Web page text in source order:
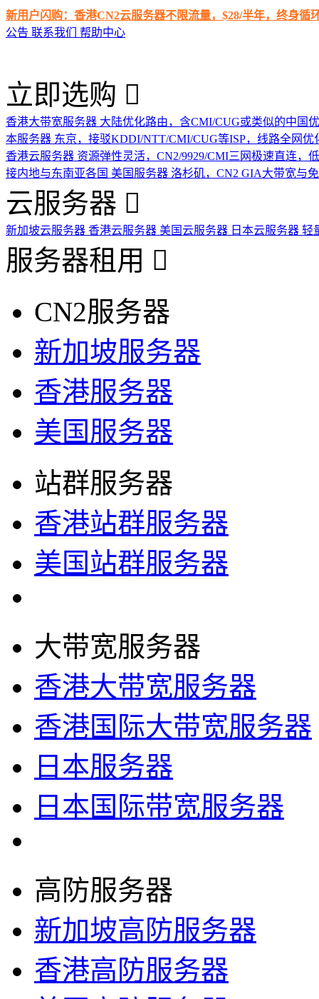
新用户闪购：香港CN2云服务器不限流量，$28/半年，终身循
公告 联系我们 帮助中心
立即选购
香港大带宽服务器 大陆优化路由，含CMI/CUG或类似的中国
本服务器 东京，接驳KDDI/NTT/CMI/CUG等ISP，线路全网优
香港云服务器 资源弹性灵活，CN2/9929/CMI三网极速直连，
接内地与东南亚各国 美国服务器 洛杉矶，CN2 GIA大带宽与
云服务器
新加坡云服务器 香港云服务器 美国云服务器 日本云服务器 轻
服务器租用
CN2服务器
新加坡服务器
香港服务器
美国服务器
站群服务器
香港站群服务器
美国站群服务器
大带宽服务器
香港大带宽服务器
香港国际大带宽服务器
日本服务器
日本国际带宽服务器
高防服务器
新加坡高防服务器
香港高防服务器